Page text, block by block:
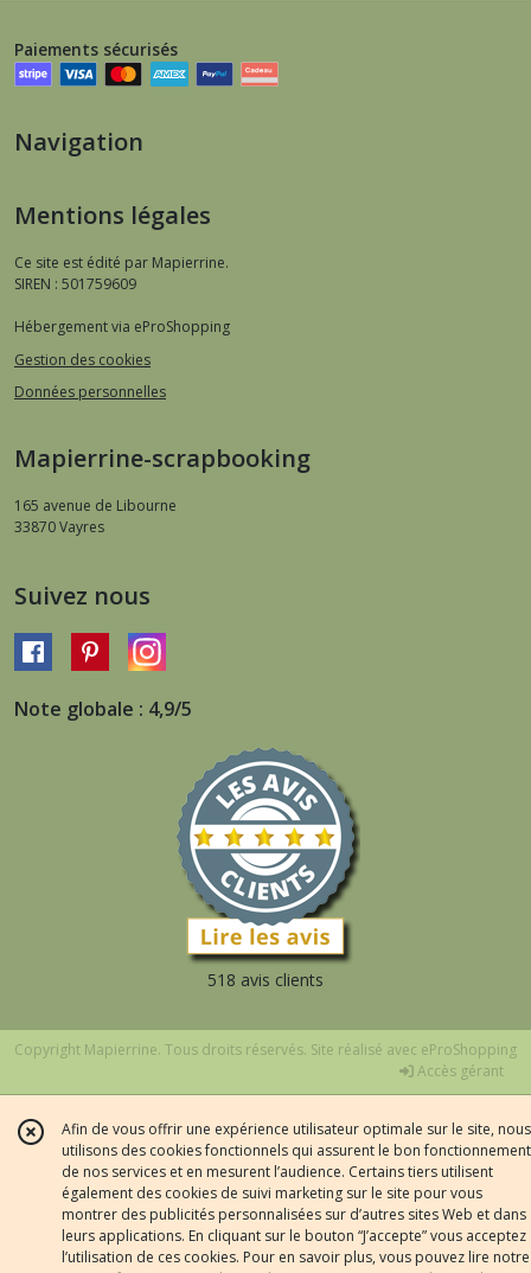
Paiements sécurisés
Navigation
Mentions légales
Ce site est édité par Mapierrine.
SIREN : 501759609
Hébergement via eProShopping
Gestion des cookies
Données personnelles
Mapierrine-scrapbooking
165 avenue de Libourne
33870Vayres
Suivez nous
Note globale : 4,9/5
518 avis clients
Copyright Mapierrine. Tous droits réservés. Site réalisé avec eProShopping
Accès gérant
Afin de vous offrir une expérience utilisateur optimale sur le site, nous
utilisons des cookies fonctionnels qui assurent le bon fonctionnement
de nos services et en mesurent l’audience. Certains tiers utilisent
également des cookies de suivi marketing sur le site pour vous
montrer des publicités personnalisées sur d’autres sites Web et dans
leurs applications. En cliquant sur le bouton “J’accepte” vous acceptez
l’utilisation de ces cookies. Pour en savoir plus, vous pouvez lire notre